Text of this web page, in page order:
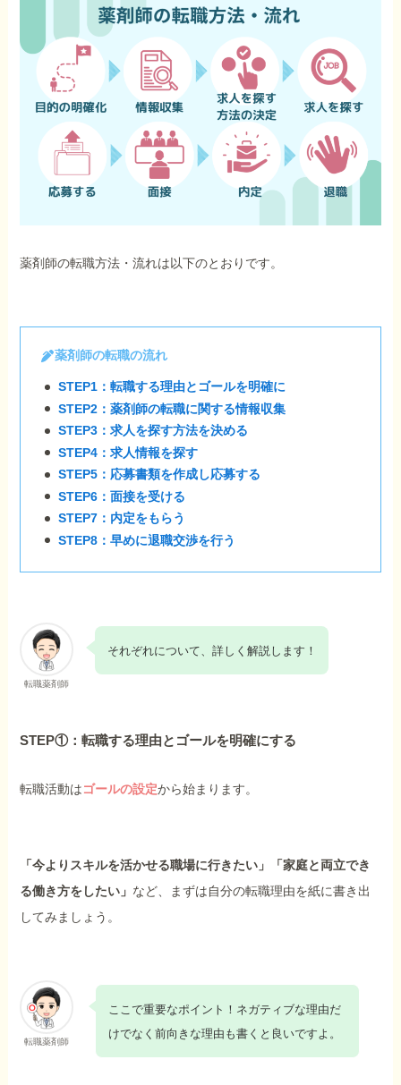
薬剤師の転職方法・流れは以下のとおりです。
薬剤師の転職の流れ
STEP1：転職する理由とゴールを明確に
STEP2：薬剤師の転職に関する情報収集
STEP3：求人を探す方法を決める
STEP4：求人情報を探す
STEP5：応募書類を作成し応募する
STEP6：面接を受ける
STEP7：内定をもらう
STEP8：早めに退職交渉を行う
転職薬剤師
それぞれについて、詳しく解説します！
STEP①：転職する理由とゴールを明確にする
転職活動はゴールの設定から始まります。
「今よりスキルを活かせる職場に行きたい」「家庭と両立でき
る働き方をしたい」 など、まずは自分の転職理由を紙に書き出
してみましょう。
転職薬剤師
ここで重要なポイント！ネガティブな理由だ
けでなく前向きな理由も書くと良いですよ。